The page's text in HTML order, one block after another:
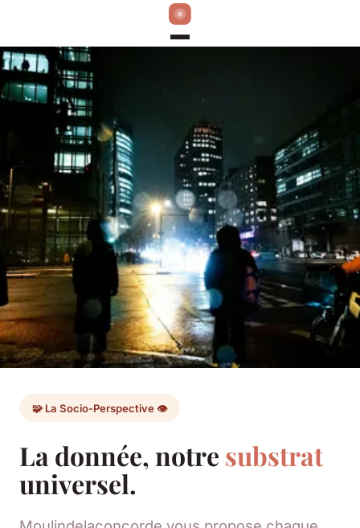
🧩 La Socio-Perspective 👁️
La donnée, notre substrat
universel.